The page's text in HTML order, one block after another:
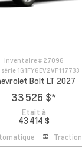
Inventaire # 27096
série 1G1FY6EV2VF117733
Bolt LT 2027
33 526 $*
Etait à
43 414 $
Traction